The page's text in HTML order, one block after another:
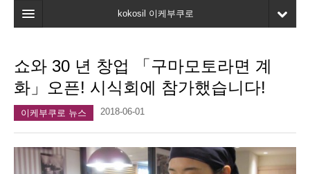
kokosil 이케부쿠로
지도
최신정보
마이페이지
쇼와 30 년 창업 「구마모토라면 계
화」오픈! 시식회에 참가했습니다!
이케부쿠로 뉴스 2018-06-01